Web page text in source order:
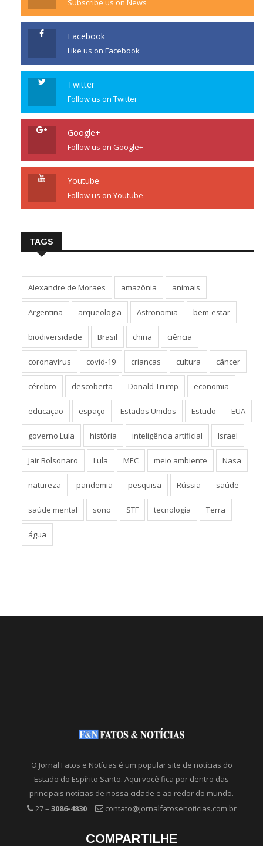
Subscribe us on News
Facebook
Like us on Facebook
Twitter
Follow us on Twitter
Google+
Follow us on Google+
Youtube
Follow us on Youtube
TAGS
Alexandre de Moraes amazônia animais
Argentina arqueologia Astronomia bem-estar
biodiversidade Brasil china ciência
coronavírus covid-19 crianças cultura câncer
cérebro descoberta Donald Trump economia
educação espaço Estados Unidos Estudo EUA
governo Lula história inteligência artificial Israel
Jair Bolsonaro Lula MEC meio ambiente Nasa
natureza pandemia pesquisa Rússia saúde
saúde mental sono STF tecnologia Terra
água
O Jornal Fatos e Notícias é um popular site de notícias do
Estado do Espírito Santo. Aqui você fica por dentro das
principais notícias de nossa cidade e ao redor do mundo.
27 – 3086-4830 contato@jornalfatosenoticias.com.br
COMPARTILHE